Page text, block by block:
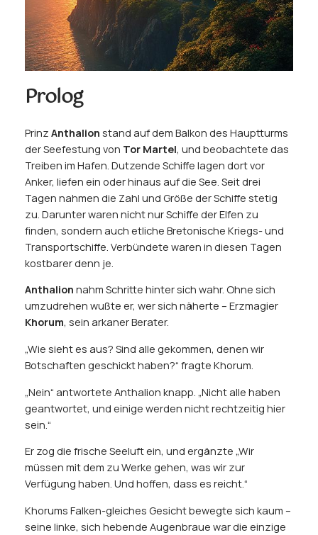
Prolog
Prinz Anthalion stand auf dem Balkon des Hauptturms
der Seefestung von Tor Martel, und beobachtete das
Treiben im Hafen. Dutzende Schiffe lagen dort vor
Anker, liefen ein oder hinaus auf die See. Seit drei
Tagen nahmen die Zahl und Größe der Schiffe stetig
zu. Darunter waren nicht nur Schiffe der Elfen zu
finden, sondern auch etliche Bretonische Kriegs- und
Transportschiffe. Verbündete waren in diesen Tagen
kostbarer denn je.
Anthalion nahm Schritte hinter sich wahr. Ohne sich
umzudrehen wußte er, wer sich näherte – Erzmagier
Khorum, sein arkaner Berater.
„Wie sieht es aus? Sind alle gekommen, denen wir
Botschaften geschickt haben?“ fragte Khorum.
„Nein“ antwortete Anthalion knapp. „Nicht alle haben
geantwortet, und einige werden nicht rechtzeitig hier
sein.“
Er zog die frische Seeluft ein, und ergänzte „Wir
müssen mit dem zu Werke gehen, was wir zur
Verfügung haben. Und hoffen, dass es reicht.“
Khorums Falken-gleiches Gesicht bewegte sich kaum –
seine linke, sich hebende Augenbraue war die einzige